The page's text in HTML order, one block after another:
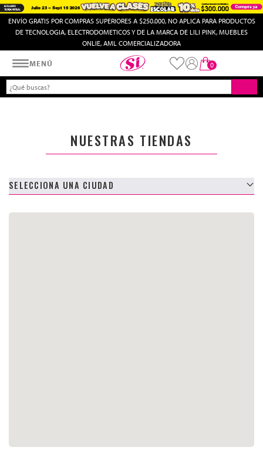
ENVÍO GRATIS POR COMPRAS SUPERIORES A $250.000, NO APLICA PARA PRODUCTOS
DE TECNOLOGIA, ELECTRODOMETICOS Y DE LA MARCA DE LILI PINK, MUEBLES
ONLIE, AML COMERCIALIZADORA
MENÚ
Almacenes SI
0
NUESTRAS TIENDAS
SELECCIONA UNA CIUDAD